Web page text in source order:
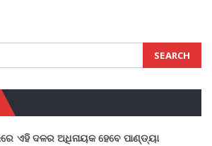
ଏହି ଦଳର ଅଧିନାୟକ ହେବେ ପାଣ୍ଡ୍ୟା